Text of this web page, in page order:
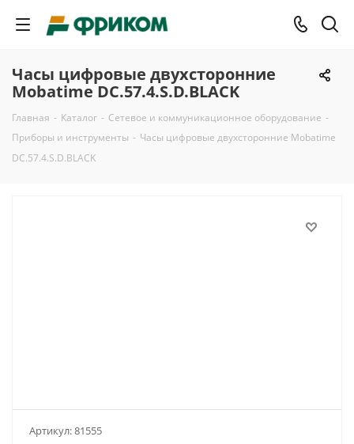
Часы цифровые двухсторонние
Mobatime DC.57.4.S.D.BLACK
Главная - Каталог - Сетевое и коммуникационное оборудование -
Приборы и инструменты - Часы цифровые двухсторонние Mobatime
DC.57.4.S.D.BLACK
Артикул:81555